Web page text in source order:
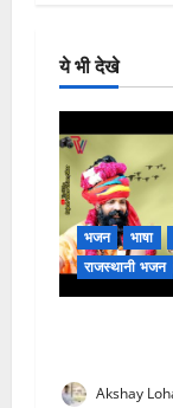
ये भी देखे
भजन भाषा
राजस्थानी भजन
Akshay